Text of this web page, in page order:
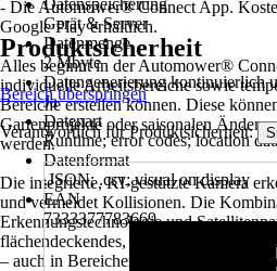
Datenspeicherung
Gerät & Server
Datenmenge
2 Mbyte
Datengenerierung kontinuierlich
Ja
Datenart
Runtime; error codes; location
Datenformat
.JSON; .csv; visual on display
EAN
7333377783669
- Die Automower® Connect App.
Google Play erhältlich.
Alles beginnt in der Automower®
individuelle Arbeitsbereiche sowie
Bereiche erstellen können. Diese
Gartenprojekte oder saisonalen
werden.
Die integrierte, KI-gestützte Kamera
und vermeidet Kollisionen. Die
Erkennungstechnologie und
flächendeckendes, perfektes
– auch in Bereichen mit
Produktsicherheit
Bereich überspringen
Verantwortlich für Produktsicherheit: